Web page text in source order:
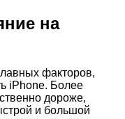
на
факторов,
iPhone. Более
дороже,
и большой